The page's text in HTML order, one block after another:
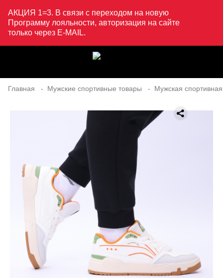
АКЦИЯ 1=3. В связи с переходом на новую
Программу лояльности, авторизация на сайте
только через E-MAIL.
Главная Мужские спортивные товары Мужская